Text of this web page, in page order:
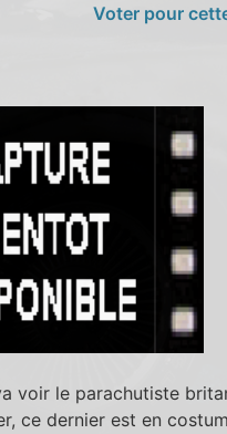
Voter pour
voir le parachutiste
ce dernier est en